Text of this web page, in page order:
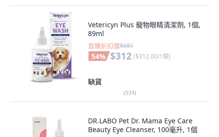
Vetericyn Plus 寵物眼睛清潔劑, 1個,
89ml
首購折扣價$681
54% $312 ($312.00/1個)
缺貨
(533)
DR.LABO Pet Dr. Mama Eye Care
Beauty Eye Cleanser, 100毫升, 1個